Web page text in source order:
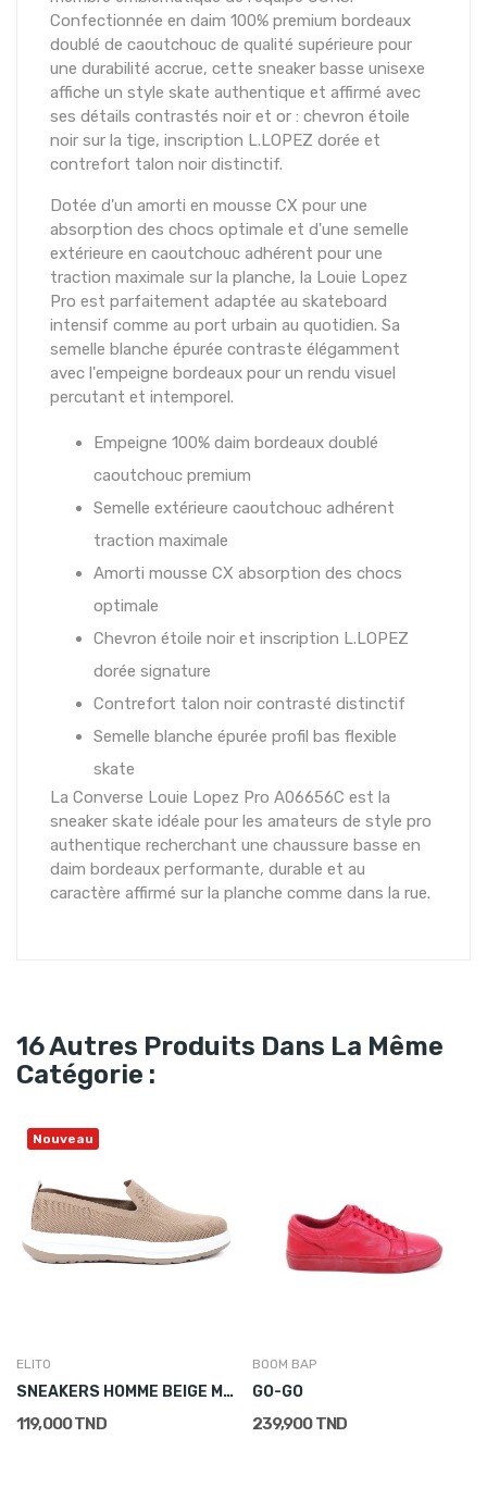
Confectionnée en daim 100% premium bordeaux
doublé de caoutchouc de qualité supérieure pour
une durabilité accrue, cette sneaker basse unisexe
affiche un style skate authentique et affirmé avec
ses détails contrastés noir et or : chevron étoile
noir sur la tige, inscription L.LOPEZ dorée et
contrefort talon noir distinctif.
Dotée d'un amorti en mousse CX pour une
absorption des chocs optimale et d'une semelle
extérieure en caoutchouc adhérent pour une
traction maximale sur la planche, la Louie Lopez
Pro est parfaitement adaptée au skateboard
intensif comme au port urbain au quotidien. Sa
semelle blanche épurée contraste élégamment
avec l'empeigne bordeaux pour un rendu visuel
percutant et intemporel.
Empeigne 100% daim bordeaux doublé
caoutchouc premium
Semelle extérieure caoutchouc adhérent
traction maximale
Amorti mousse CX absorption des chocs
optimale
Chevron étoile noir et inscription L.LOPEZ
dorée signature
Contrefort talon noir contrasté distinctif
Semelle blanche épurée profil bas flexible
skate
La Converse Louie Lopez Pro A06656C est la
sneaker skate idéale pour les amateurs de style pro
authentique recherchant une chaussure basse en
daim bordeaux performante, durable et au
caractère affirmé sur la planche comme dans la rue.
16 Autres Produits Dans La Même
Catégorie :
Nouveau
ELITO
SNEAKERS HOMME BEIGE MAILLE RESPIRANTE
119,000 TND
BOOM BAP
GO-GO
239,900 TND